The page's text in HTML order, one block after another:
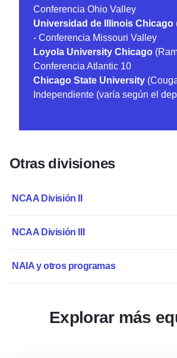
Conferencia Ohio Valley
Universidad de Illinois Chicago
- Conferencia Missouri Valley
Loyola University Chicago
Conferencia Atlantic 10
Chicago State University
Independiente (varía según el
Otras divisiones
NCAA División II
NCAA División III
NAIA y otros programas
Explorar más